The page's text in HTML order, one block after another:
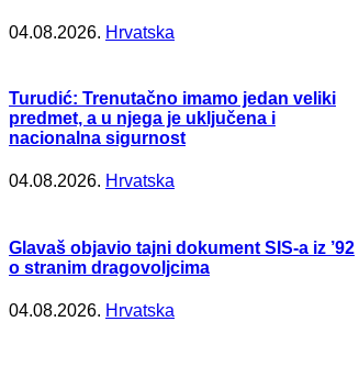
04.08.2026. Hrvatska
Turudić: Trenutačno imamo jedan veliki
predmet, a u njega je uključena i
nacionalna sigurnost
04.08.2026. Hrvatska
Glavaš objavio tajni dokument SIS-a iz ’92
o stranim dragovoljcima
04.08.2026. Hrvatska